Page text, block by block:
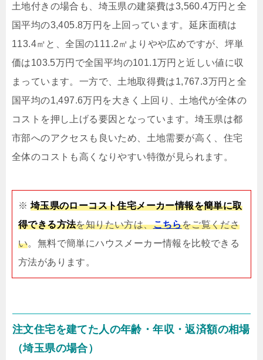
土地付きの場合も、埼玉県の建築費は3,560.4万円と全
国平均の3,405.8万円を上回っています。延床面積は
113.4㎡と、全国の111.2㎡よりやや広めですが、坪単
価は103.5万円で全国平均の101.1万円と近しい値に収
まっています。一方で、土地取得費は1,767.3万円と全
国平均の1,497.6万円を大きく上回り、土地代が全体の
コストを押し上げる要因となっています。埼玉県は都
市部へのアクセスも良いため、土地需要が高く、住宅
全体のコストも高くなりやすい特徴が見られます。
※ 埼玉県のローコスト住宅メーカー情報を簡単に取
得できる方法を知りたい方は、こちらをご覧くださ
い。無料で簡単にハウスメーカー情報を比較できる
方法があります。
注文住宅を建てた人の年齢・年収・返済額の相場
（埼玉県の場合）